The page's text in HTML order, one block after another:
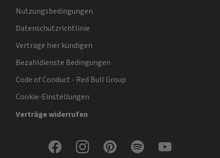
Nutzungsbedingungen
Datenschutzrichtlinie
Verträge hier kündigen
Bezahldienste Bedingungen
Code of Conduct - Red Bull Group
Cookie-Einstellungen
Verträge widerrufen